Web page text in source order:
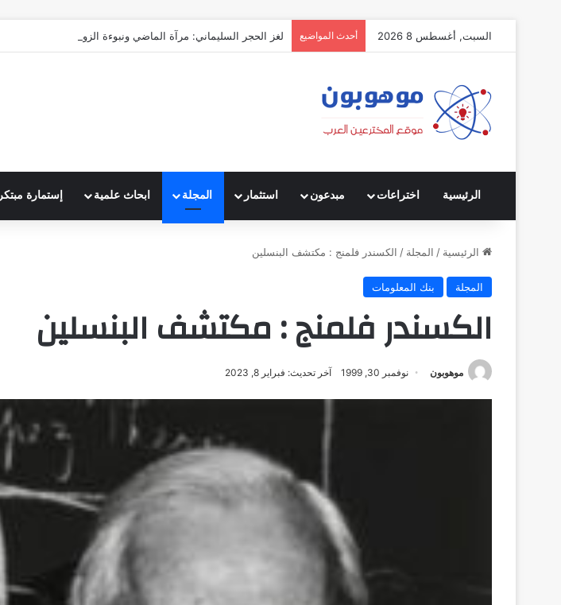
السبت, أغسطس 8 2026 أحدث المواضيع لغز الحجر السليماني: مرآة الماضي ونبوءة الزوال
الرئيسية اختراعات مبدعون استثمار المجلة ابحاث علمية إستمارة مبتكر
الرئيسية / المجلة / الكسندر فلمنج : مكتشف البنسلين
المجلة بنك المعلومات
الكسندر فلمنج : مكتشف البنسلين
موهوبون نوفمبر 30, 1999 آخر تحديث: فبراير 8, 2023